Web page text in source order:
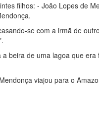
filhos: - João Lopes de
se com a irmã de
beira de uma lagoa que
viajou para o